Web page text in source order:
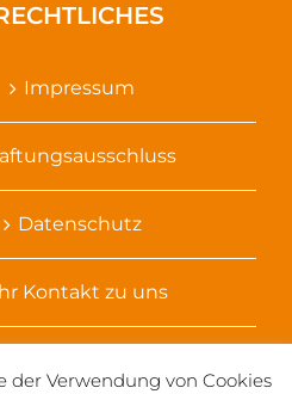
Impressum
Datenschutz
Kontakt zu uns
der Verwendung von Cookies